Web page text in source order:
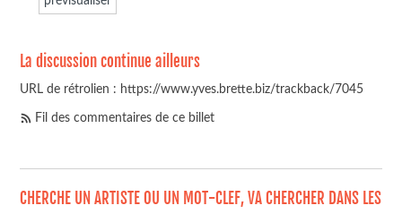
La discussion continue ailleurs
URL de rétrolien : https://www.yves.brette.biz/trackback/7045
Fil des commentaires de ce billet
CHERCHE UN ARTISTE OU UN MOT-CLEF, VA CHERCHER DANS LES